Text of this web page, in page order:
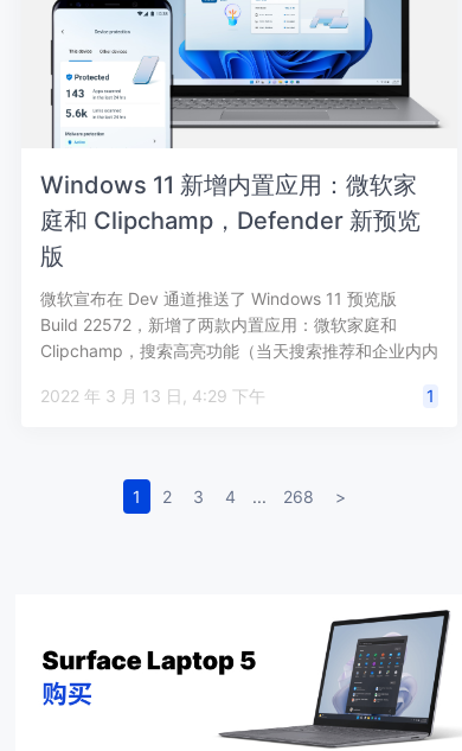
Windows 11 新增内置应用：微软家
庭和 Clipchamp，Defender 新预览
版
微软宣布在 Dev 通道推送了 Windows 11 预览版
Build 22572，新增了两款内置应用：微软家庭和
Clipchamp，搜索高亮功能（当天搜索推荐和企业内内
2022 年 3 月 13 日, 4:29 下午
1
1 2 3 4 ... 268 >